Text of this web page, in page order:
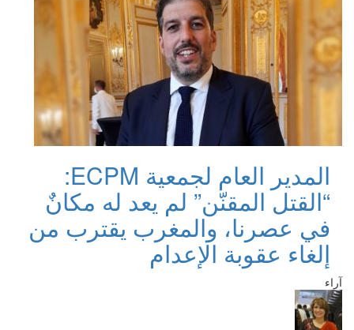
المدير العام لجمعية ECPM:
“القتل المقنّن” لم يعد له مكانٌ
في عصرنا، والمغرب يقترب من
إلغاء عقوبة الإعدام
آراء